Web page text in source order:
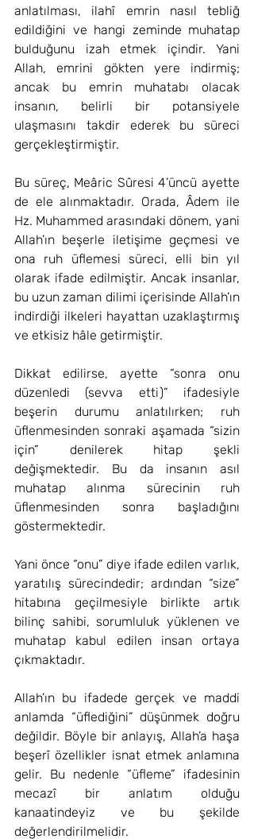
anlatılması, ilahî emrin nasıl tebliğ
edildiğini ve hangi zeminde muhatap
bulduğunu izah etmek içindir. Yani
Allah, emrini gökten yere indirmiş;
ancak bu emrin muhatabı olacak
insanın, belirli bir potansiyele
ulaşmasını takdir ederek bu süreci
gerçekleştirmiştir.
Bu süreç, Meâric Sûresi 4’üncü ayette
de ele alınmaktadır. Orada, Âdem ile
Hz. Muhammed arasındaki dönem, yani
Allah’ın beşerle iletişime geçmesi ve
ona ruh üflemesi süreci, elli bin yıl
olarak ifade edilmiştir. Ancak insanlar,
bu uzun zaman dilimi içerisinde Allah’ın
indirdiği ilkeleri hayattan uzaklaştırmış
ve etkisiz hâle getirmiştir.
Dikkat edilirse, ayette “sonra onu
düzenledi (sevva etti)” ifadesiyle
beşerin durumu anlatılırken; ruh
üflenmesinden sonraki aşamada “sizin
için” denilerek hitap şekli
değişmektedir. Bu da insanın asıl
muhatap alınma sürecinin ruh
üflenmesinden sonra başladığını
göstermektedir.
Yani önce “onu” diye ifade edilen varlık,
yaratılış sürecindedir; ardından “size”
hitabına geçilmesiyle birlikte artık
bilinç sahibi, sorumluluk yüklenen ve
muhatap kabul edilen insan ortaya
çıkmaktadır.
Allah’ın bu ifadede gerçek ve maddi
anlamda “üflediğini” düşünmek doğru
değildir. Böyle bir anlayış, Allah’a haşa
beşerî özellikler isnat etmek anlamına
gelir. Bu nedenle “üfleme” ifadesinin
mecazî bir anlatım olduğu
kanaatindeyiz ve bu şekilde
değerlendirilmelidir.